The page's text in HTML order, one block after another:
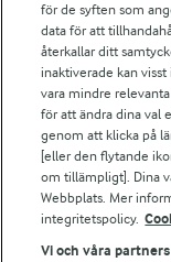
Arla.com
Falbygdens Ost
Arla webbshop
Bildbank
Följ oss
för de syften som
data för att
återkallar ditt
inaktiverade kan
vara mindre
för att ändra dina val
genom att klicka på
[eller den flytande
om tillämpligt]. Dina
Webbplats. Mer
integritetspolicy.
Vi och våra